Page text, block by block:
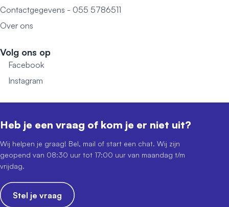
Contactgegevens - 055 5786511
Over ons
Volg ons op
Facebook
Instagram
Heb je een vraag of kom je er niet uit?
Wij helpen je graag! Bel, mail of start een chat. Wij zijn
geopend van 08:30 uur tot 17:00 uur van maandag t/m
vrijdag.
Stel je vraag